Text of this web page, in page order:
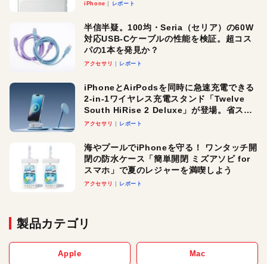
iPhone レポート
半信半疑。100均・Seria（セリア）の60W
対応USB-Cケーブルの性能を検証。超コス
パの1本を発見か？
アクセサリ レポート
iPhoneとAirPodsを同時に急速充電できる
2-in-1ワイヤレス充電スタンド「Twelve
South HiRise 2 Deluxe」が登場。省スペ
ースでおしゃれに充電したい人にオスス
アクセサリ レポート
海やプールでiPhoneを守る！ ワンタッチ開
閉の防水ケース「簡単開閉 ミズアソビ for
スマホ」で夏のレジャーを満喫しよう
アクセサリ レポート
製品カテゴリ
Apple Mac